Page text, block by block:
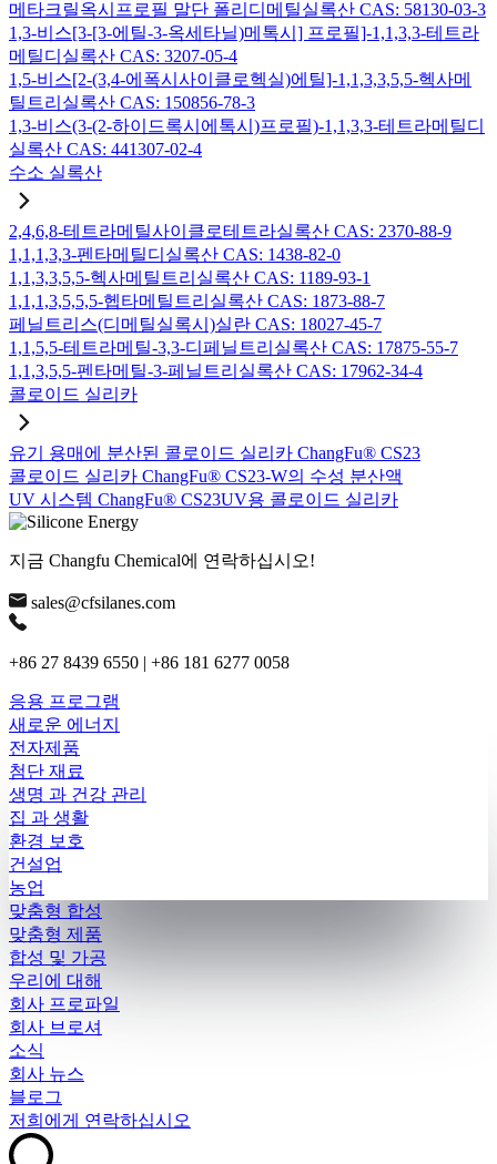
메타크릴옥시프로필 말단 폴리디메틸실록산 CAS: 58130-03-3
1,3-비스[3-[3-에틸-3-옥세타닐)메톡시] 프로필]-1,1,3,3-테트라
메틸디실록산 CAS: 3207-05-4
1,5-비스[2-(3,4-에폭시사이클로헥실)에틸]-1,1,3,3,5,5-헥사메
틸트리실록산 CAS: 150856-78-3
1,3-비스(3-(2-하이드록시에톡시)프로필)-1,1,3,3-테트라메틸디
실록산 CAS: 441307-02-4
수소 실록산
2,4,6,8-테트라메틸사이클로테트라실록산 CAS: 2370-88-9
1,1,1,3,3-펜타메틸디실록산 CAS: 1438-82-0
1,1,3,3,5,5-헥사메틸트리실록산 CAS: 1189-93-1
1,1,1,3,5,5,5-헵타메틸트리실록산 CAS: 1873-88-7
페닐트리스(디메틸실록시)실란 CAS: 18027-45-7
1,1,5,5-테트라메틸-3,3-디페닐트리실록산 CAS: 17875-55-7
1,1,3,5,5-펜타메틸-3-페닐트리실록산 CAS: 17962-34-4
콜로이드 실리카
유기 용매에 분산된 콜로이드 실리카 ChangFu® CS23
콜로이드 실리카 ChangFu® CS23-W의 수성 분산액
UV 시스템 ChangFu® CS23UV용 콜로이드 실리카
지금 Changfu Chemical에 연락하십시오!
sales@cfsilanes.com
+86 27 8439 6550 | +86 181 6277 0058
응용 프로그램
새로운 에너지
전자제품
첨단 재료
생명 과 건강 관리
집 과 생활
환경 보호
건설업
농업
맞춤형 합성
맞춤형 제품
합성 및 가공
우리에 대해
회사 프로파일
회사 브로셔
소식
회사 뉴스
블로그
저희에게 연락하십시오